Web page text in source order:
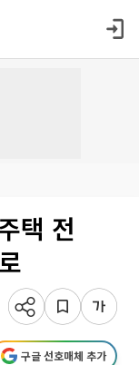
택 전
구글 선호매체 추가